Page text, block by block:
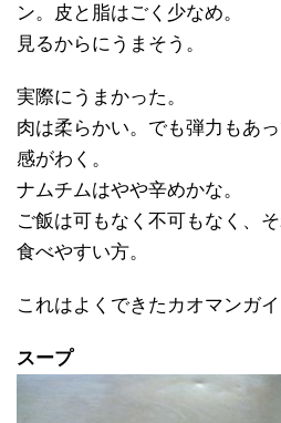
ン。皮と脂はごく少なめ。
見るからにうまそう。
実際にうまかった。
肉は柔らかい。でも弾力もあ
感がわく。
ナムチムはやや辛めかな。
ご飯は可もなく不可もなく、
食べやすい方。
これはよくできたカオマンガイ
スープ